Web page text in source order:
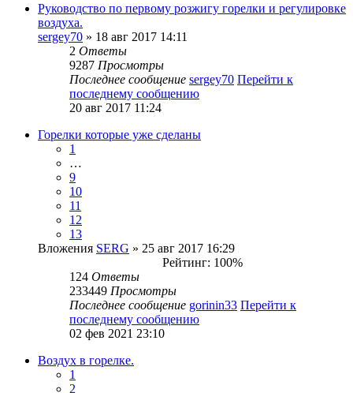
Руководство по первому розжигу горелки и регулировке
воздуха.
sergey70 » 18 авг 2017 14:11
2 Ответы
9287 Просмотры
Последнее сообщение sergey70 Перейти к
последнему сообщению
20 авг 2017 11:24
Горелки которые уже сделаны
1
…
9
10
11
12
13
Вложения SERG » 25 авг 2017 16:29
Рейтинг: 100%
124 Ответы
233449 Просмотры
Последнее сообщение gorinin33 Перейти к
последнему сообщению
02 фев 2021 23:10
Воздух в горелке.
1
2